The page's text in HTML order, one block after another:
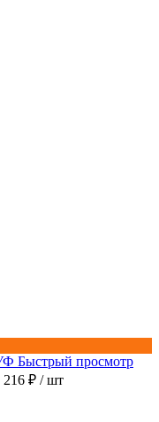
Быстрый просмотр
216 ₽ / шт